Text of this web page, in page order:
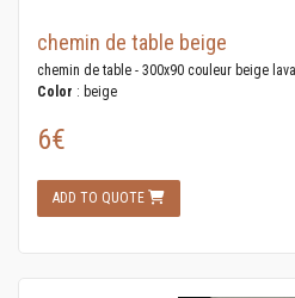
chemin de table beige
chemin de table - 300x90 couleur beige
Color : beige
6€
ADD TO QUOTE